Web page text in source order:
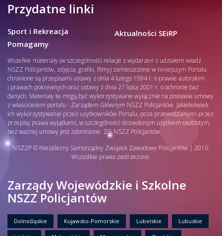
Przydatne linki
Sport i Rekreacja
Pomagamy
Aktualności SEiRP
Wszelkie materiały (w szczególności relacje z wydarzeń z udziałem władz
NSZZ Policjantów, zdjęcia, grafiki, filmy) zamieszczone w niniejszym Portalu
chronione są przepisami ustawy z dnia 4 lutego 1994 r. o prawie autorskim
i prawach pokrewnych oraz ustawy z dnia 27 lipca 2001 r. o ochronie baz
danych. Materiały te mogą być wykorzystywane wyłącznie na postawie umowy
z właścicielem portalu - Zarządem Głównym NSZZ Policjantów. Jakiekolwiek
ich wykorzystywanie przez użytkowników Portalu, poza przewidzianymi przez
przepisy prawa wyjątkami, w szczególności dozwolonym użytkiem osobistym,
bez ważnej umowy jest zabronione. ZG NSZZ Policjantów
NSZZP © Niezależny Samorządny Związek Zawodowy Policjantów | 2016.
Wszystkie prawa zastrzeżone.
Zarządy Wojewódzkie i Szkolne
NSZZ Policjantów
Dolnośląskie Kujawsko-Pomorskie Lubelskie Lubuskie